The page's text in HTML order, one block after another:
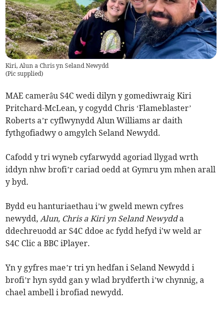
Kiri, Alun a Chris yn Seland Newydd
(Pic supplied)
MAE camerâu S4C wedi dilyn y gomediwraig Kiri
Pritchard-McLean, y cogydd Chris ‘Flameblaster’
Roberts a’r cyflwynydd Alun Williams ar daith
fythgofiadwy o amgylch Seland Newydd.
Cafodd y tri wyneb cyfarwydd agoriad llygad wrth
iddyn nhw brofi’r cariad oedd at Gymru ym mhen arall
y byd.
Bydd eu hanturiaethau i’w gweld mewn cyfres
newydd,Alun, Chris a Kiri yn Seland Newydda
ddechreuodd ar S4C ddoe ac fydd hefyd i'w weld ar
S4C Clic a BBC iPlayer.
Yn y gyfres mae’r tri yn hedfan i Seland Newydd i
brofi’r hyn sydd gan y wlad brydferth i’w chynnig, a
chael ambell i brofiad newydd.